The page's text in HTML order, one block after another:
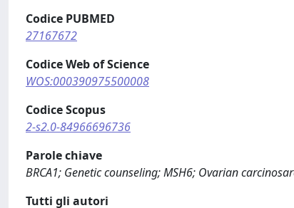
Codice PUBMED
27167672
Codice Web of Science
WOS:000390975500008
Codice Scopus
2-s2.0-84966696736
Parole chiave
BRCA1; Genetic counseling; MSH6; Ovarian
Tutti gli autori